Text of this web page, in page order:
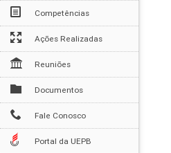
Competências
Ações Realizadas
Reuniões
Documentos
Fale Conosco
Portal da UEPB